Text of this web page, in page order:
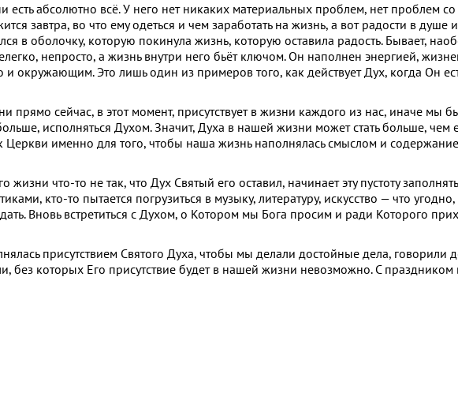
есть абсолютно всё. У него нет никаких материальных проблем, нет проблем
завтра, во что ему одеться и чем заработать на жизнь, а вот радости в душе
в оболочку, которую покинула жизнь, которую оставила радость. Бывает,
непросто, а жизнь внутри него бьёт ключом. Он наполнен энергией,
и окружающим. Это лишь один из примеров того, как действует Дух, когда Он
прямо сейчас, в этот момент, присутствует в жизни каждого из нас, иначе мы
исполняться Духом. Значит, Духа в нашей жизни может стать больше, чем
Церкви именно для того, чтобы наша жизнь наполнялась смыслом и
жизни что-то не так, что Дух Святый его оставил, начинает эту пустоту
кто-то пытается погрузиться в музыку, литературу, искусство — что угодно,
Вновь встретиться с Духом, о Котором мы Бога просим и ради Которого
присутствием Святого Духа, чтобы мы делали достойные дела, говорили
без которых Его присутствие будет в нашей жизни невозможно. С праздником